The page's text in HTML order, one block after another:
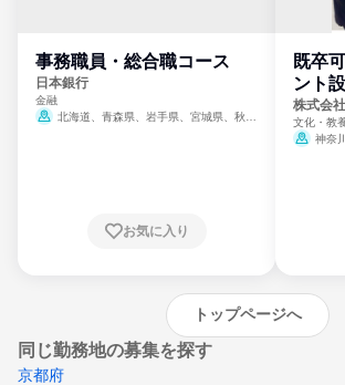
事務職員・総合職コース
日本銀行
金融
北海道、青森県、岩手県、宮城県、秋田
崎県、熊本県、大分県、宮崎県、鹿児島県、
お気に入り
既卒
ント
門
株式会
文化・教
ミ、電力
神奈
トップページへ
同じ勤務地の募集を探す
京都府